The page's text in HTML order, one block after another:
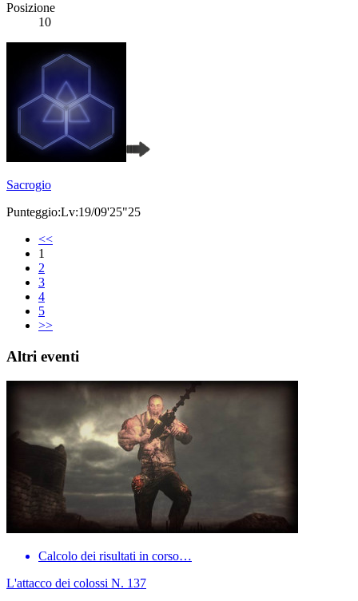
Posizione
10
Sacrogio
Punteggio:Lv:19/09'25"25
<<
1
2
3
4
5
>>
Altri eventi
Calcolo dei risultati in corso…
L'attacco dei colossi N. 137